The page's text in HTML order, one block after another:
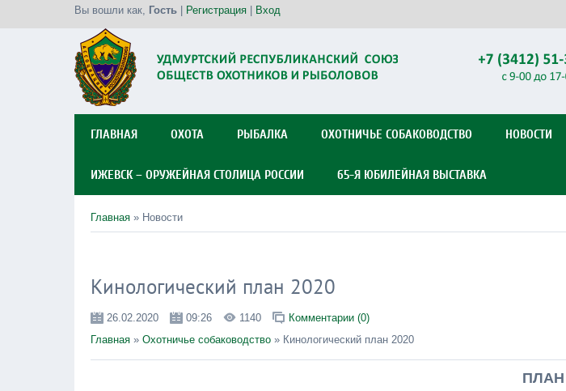
Вы вошли как, Гость Регистрация Вход
ГЛАВНАЯ ОХОТА РЫБАЛКА ОХОТНИЧЬЕ СОБАКОВОДСТВО НОВОСТИ
ИЖЕВСК – ОРУЖЕЙНАЯ СТОЛИЦА РОССИИ 65-Я ЮБИЛЕЙНАЯ ВЫСТАВКА
Главная » Новости
Кинологический план 2020
26.02.2020 09:26 1140
Комментарии (0)
Главная » Охотничье собаководство » Кинологический план 2020
ПЛАН